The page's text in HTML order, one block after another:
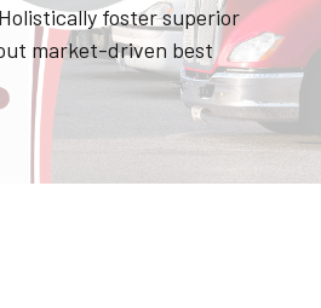
foster superior
market-driven best